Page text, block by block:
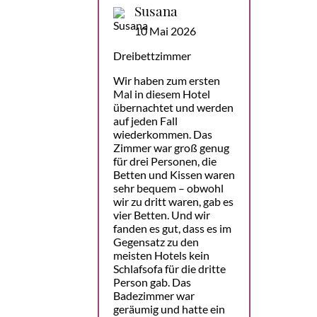
Susana
10 Mai 2026
Dreibettzimmer
Wir haben zum ersten
Mal in diesem Hotel
übernachtet und werden
auf jeden Fall
wiederkommen. Das
Zimmer war groß genug
für drei Personen, die
Betten und Kissen waren
sehr bequem – obwohl
wir zu dritt waren, gab es
vier Betten. Und wir
fanden es gut, dass es im
Gegensatz zu den
meisten Hotels kein
Schlafsofa für die dritte
Person gab. Das
Badezimmer war
geräumig und hatte ein